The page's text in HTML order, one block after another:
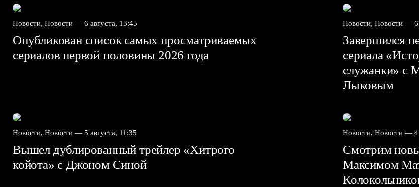
Новости, Новости — 6 августа, 13:45
Опубликован список самых просматриваемых
сериалов первой половины 2026 года
Новости, Новости —
Завершился
сериала
служанки» с
Лыковым
Новости, Новости — 5 августа, 11:35
Вышел дублированный трейлер «Хитрого
койота» с Джоном Синой
Новости, Новости —
Смотрим
Максимом